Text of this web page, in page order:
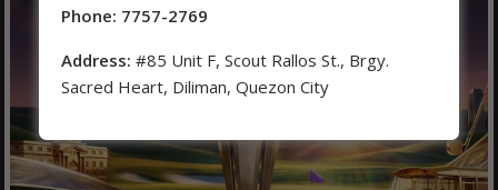
Phone: 7757-2769
Address: #85 Unit F, Scout Rallos St., Brgy.
Sacred Heart, Diliman, Quezon City